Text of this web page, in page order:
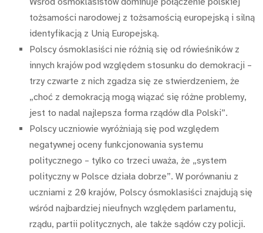
tożsamości narodowej z tożsamością europejską i silną
identyfikacją z Unią Europejską.
Polscy ósmoklasiści nie różnią się od rówieśników z
innych krajów pod względem stosunku do demokracji –
trzy czwarte z nich zgadza się ze stwierdzeniem, że
„choć z demokracją mogą wiązać się różne problemy,
jest to nadal najlepsza forma rządów dla Polski”.
Polscy uczniowie wyróżniają się pod względem
negatywnej oceny funkcjonowania systemu
politycznego – tylko co trzeci uważa, że „system
polityczny w Polsce działa dobrze”. W porównaniu z
uczniami z 20 krajów, Polscy ósmoklasiści znajdują się
wśród najbardziej nieufnych względem parlamentu,
rządu, partii politycznych, ale także sądów czy policji.